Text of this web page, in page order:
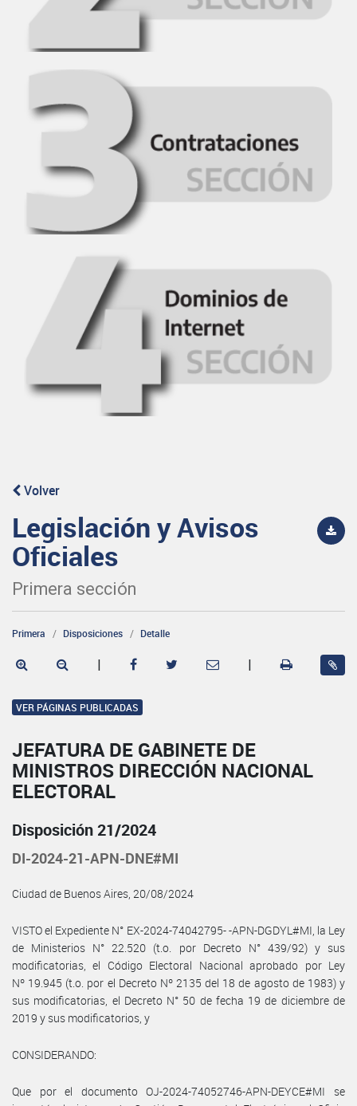
Volver
Legislación y Avisos
Oficiales
Primera sección
Primera Disposiciones Detalle
| |
VER PÁGINAS PUBLICADAS
JEFATURA DE GABINETE DE
MINISTROS DIRECCIÓN NACIONAL
ELECTORAL
Disposición 21/2024
DI-2024-21-APN-DNE#MI
Ciudad de Buenos Aires, 20/08/2024
VISTO el Expediente N° EX-2024-74042795- -APN-DGDYL#MI, la Ley
de Ministerios N° 22.520 (t.o. por Decreto N° 439/92) y sus
modificatorias, el Código Electoral Nacional aprobado por Ley
Nº 19.945 (t.o. por el Decreto Nº 2135 del 18 de agosto de 1983) y
sus modificatorias, el Decreto N° 50 de fecha 19 de diciembre de
2019 y sus modificatorios, y
CONSIDERANDO:
Que por el documento OJ-2024-74052746-APN-DEYCE#MI se